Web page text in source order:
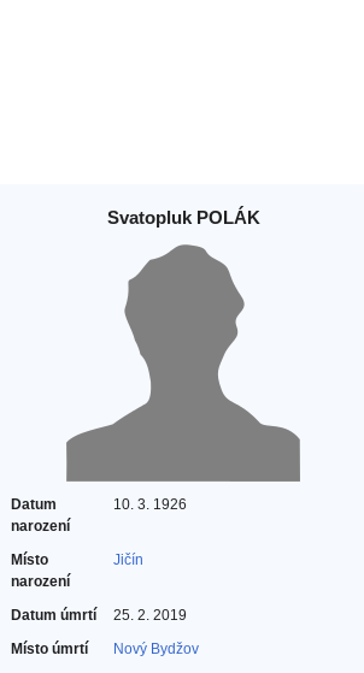
Svatopluk POLÁK
Datum
narození
10. 3. 1926
Místo
narození
Jičín
Datum úmrtí
25. 2. 2019
Místo úmrtí
Nový Bydžov